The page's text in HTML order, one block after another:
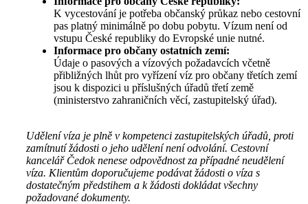
K vycestování je potřeba občanský průkaz nebo cestovní
pas platný minimálně po dobu pobytu. Vízum není od
vstupu České republiky do Evropské unie nutné.
Informace pro občany ostatních zemí:
Údaje o pasových a vízových požadavcích včetně
přibližných lhůt pro vyřízení víz pro občany třetích zemí
jsou k dispozici u příslušných úřadů třetí země
(ministerstvo zahraničních věcí, zastupitelský úřad).
Udělení víza je plně v kompetenci zastupitelských úřadů, proti
zamítnutí žádosti o jeho udělení není odvolání. Cestovní
kancelář Čedok nenese odpovědnost za případné neudělení
víza. Klientům doporučujeme podávat žádosti o víza s
dostatečným předstihem a k žádosti dokládat všechny
požadované dokumenty.